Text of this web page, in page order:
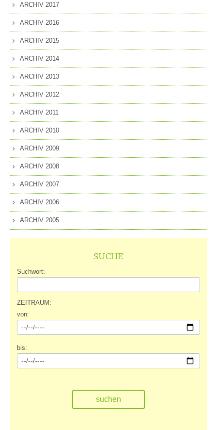
ARCHIV 2017
ARCHIV 2016
ARCHIV 2015
ARCHIV 2014
ARCHIV 2013
ARCHIV 2012
ARCHIV 2011
ARCHIV 2010
ARCHIV 2009
ARCHIV 2008
ARCHIV 2007
ARCHIV 2006
ARCHIV 2005
SUCHE
Suchwort:
ZEITRAUM:
von:
bis: